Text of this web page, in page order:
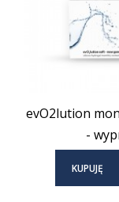
evO2lution
-
KUPUJĘ